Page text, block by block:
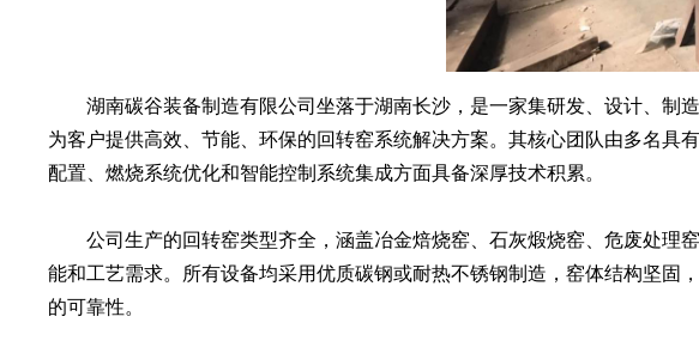
湖南碳谷装备制造有限公司坐落于湖南长沙，是一家集研发、设计、制造
为客户提供高效、节能、环保的回转窑系统解决方案。其核心团队由多名
配置、燃烧系统优化和智能控制系统集成方面具备深厚技术积累。
公司生产的回转窑类型齐全，涵盖冶金焙烧窑、石灰煅烧窑、危废处理
能和工艺需求。所有设备均采用优质碳钢或耐热不锈钢制造，窑体结构坚
的可靠性。